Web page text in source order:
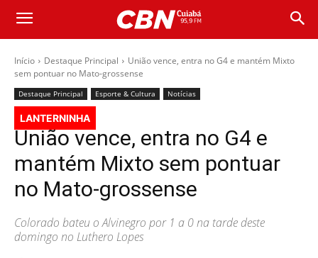
Início Destaque Principal
União vence, entra no G4 e mantém Mixto
sem pontuar no Mato-grossense
Destaque Principal Esporte & Cultura Notícias
LANTERNINHA
União vence, entra no G4 e
mantém Mixto sem pontuar
no Mato-grossense
Colorado bateu o Alvinegro por 1 a 0 na tarde deste
domingo no Luthero Lopes